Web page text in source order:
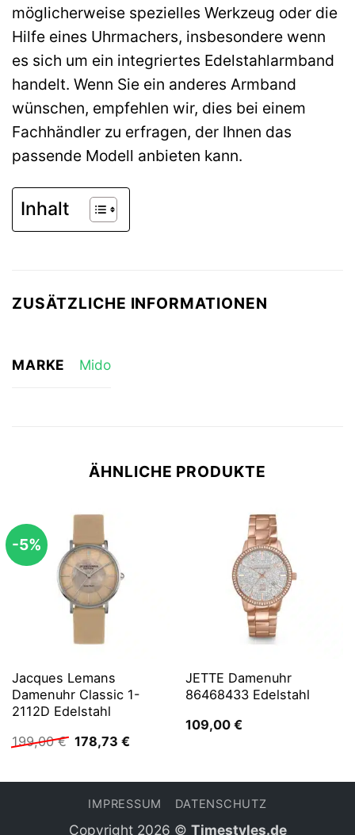
möglicherweise spezielles Werkzeug oder die
Hilfe eines Uhrmachers, insbesondere wenn
es sich um ein integriertes Edelstahlarmband
handelt. Wenn Sie ein anderes Armband
wünschen, empfehlen wir, dies bei einem
Fachhändler zu erfragen, der Ihnen das
passende Modell anbieten kann.
Inhalt
ZUSÄTZLICHE INFORMATIONEN
MARKE Mido
ÄHNLICHE PRODUKTE
-5%
Jacques Lemans
Damenuhr Classic 1-
2112D Edelstahl
199,00€ Ursprünglicher
Preis
199,00 €
178,73 €Aktueller
178,73 €.
JETTE Damenuhr
86468433 Edelstahl
109,00 €
IMPRESSUM DATENSCHUTZ
Copyright 2026 © Timestyles.de